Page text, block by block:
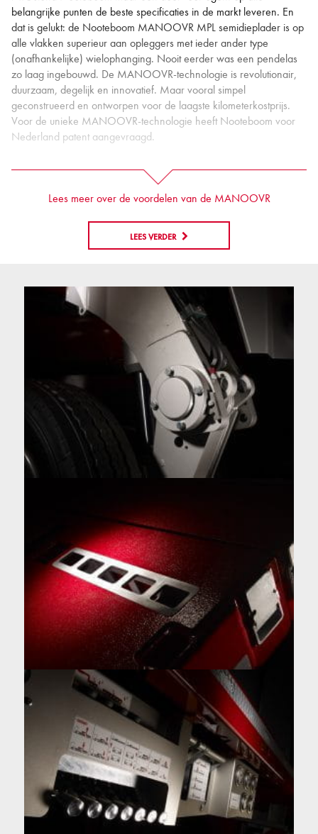
belangrijke punten de beste specificaties in de markt leveren. En
dat is gelukt: de Nooteboom MANOOVR MPL semidieplader is op
alle vlakken superieur aan opleggers met ieder ander type
(onafhankelijke) wielophanging. Nooit eerder was een pendelas
zo laag ingebouwd. De MANOOVR-technologie is revolutionair,
duurzaam, degelijk en innovatief. Maar vooral simpel
geconstrueerd en ontworpen voor de laagste kilometerkostprijs.
Voor de unieke MANOOVR-technologie heeft Nooteboom voor
Nederland patent aangevraagd.
Lees meer over de voordelen van de MANOOVR
LEES VERDER